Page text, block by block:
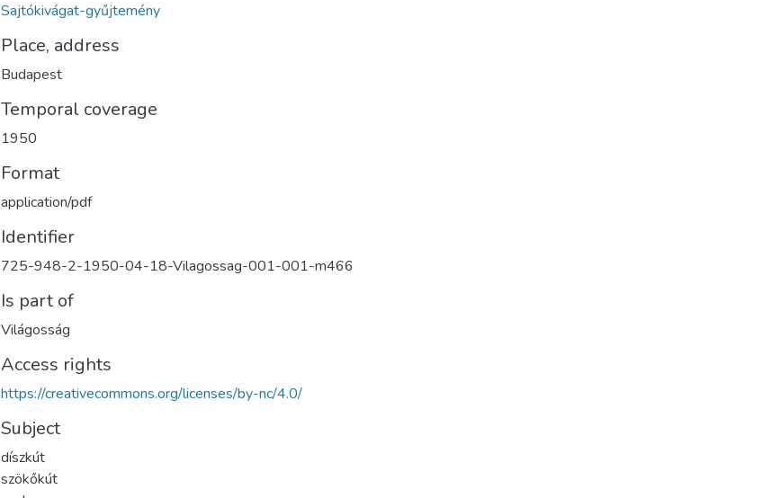
Sajtókivágat-gyűjtemény
Place, address
Budapest
Temporal coverage
1950
Format
application/pdf
Identifier
725-948-2-1950-04-18-Vilagossag-001-001-m466
Is part of
Világosság
Access rights
https://creativecommons.org/licenses/by-nc/4.0/
Subject
díszkút
szökőkút